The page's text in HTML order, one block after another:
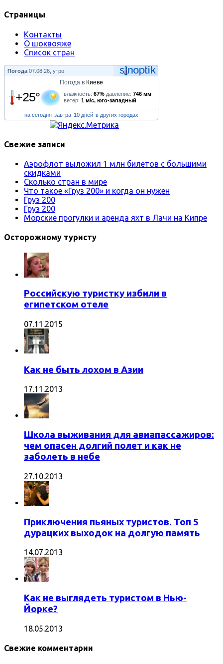
Страницы
Контакты
О шоквояже
Список стран
Погода 07.08.26, утро
Погода в Киеве
+25° влажность: 67% давление: 746 мм
ветер: 1 м/с, юго-западный
на сегодня завтра 10 дней в других городах
Свежие записи
Аэрофлот выложил 1 млн билетов с большими
скидками
Сколько стран в мире
Что такое «Груз 200» и когда он нужен
Груз 200
Груз 200
Морские прогулки и аренда яхт в Лачи на Кипре
Осторожному туристу
Российскую туристку избили в
египетском отеле
07.11.2015
Как не быть лохом в Азии
17.11.2013
Школа выживания для авиапассажиров:
чем опасен долгий полет и как не
заболеть в небе
27.10.2013
Приключения пьяных туристов. Топ 5
дурацких выходок на долгую память
14.07.2013
Как не выглядеть туристом в Нью-
Йорке?
18.05.2013
Свежие комментарии